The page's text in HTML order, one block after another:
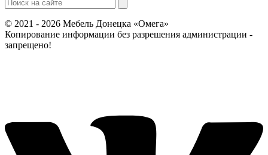
© 2021 - 2026 Мебель Донецка «Омега»
Копирование информации без разрешения администрации -
запрещено!